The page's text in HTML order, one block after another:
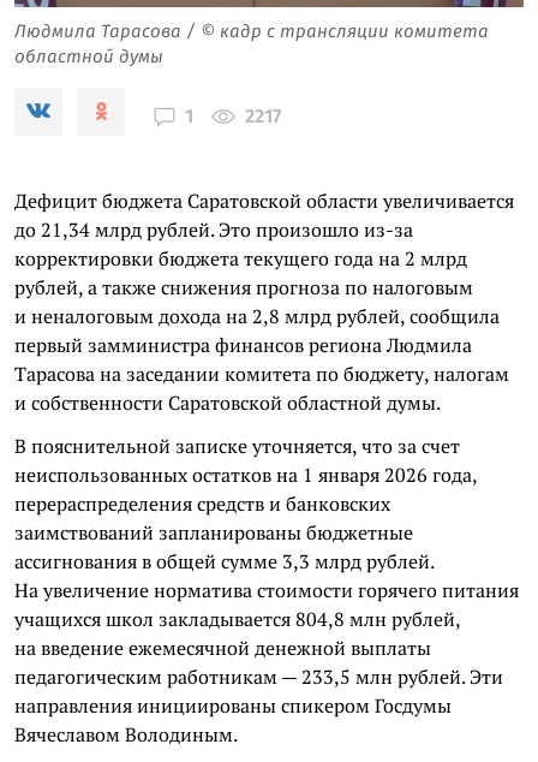
Людмила Тарасова / © кадр с трансляции комитета
областной думы
1 2217
Дефицит бюджета Саратовской области увеличивается
до 21,34 млрд рублей. Это произошло из-за
корректировки бюджета текущего года на 2 млрд
рублей, а также снижения прогноза по налоговым
и неналоговым дохода на 2,8 млрд рублей, сообщила
первый замминистра финансов региона Людмила
Тарасова на заседании комитета по бюджету, налогам
и собственности Саратовской областной думы.
В пояснительной записке уточняется, что за счет
неиспользованных остатков на 1 января 2026 года,
перераспределения средств и банковских
заимствований запланированы бюджетные
ассигнования в общей сумме 3,3 млрд рублей.
На увеличение норматива стоимости горячего питания
учащихся школ закладывается 804,8 млн рублей,
на введение ежемесячной денежной выплаты
педагогическим работникам — 233,5 млн рублей. Эти
направления инициированы спикером Госдумы
Вячеславом Володиным.